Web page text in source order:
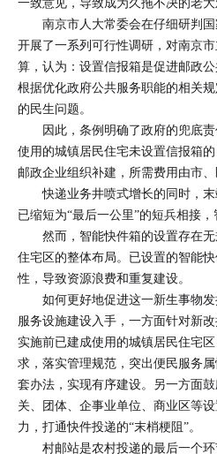
一致意见，导致成为久拖不决的老大
南京市人大常委会在仔细研判
开展了一系列可行性调研，对南京
算，认为：设置信报箱是促进邮政
根据优化政府公共服务职能的相关
的民生问题。
因此，条例明确了政府的兜底
使用的城镇居民住宅未设置信报箱
邮政企业组织补建，所需费用由市、
快递业务井喷式增长的同时，
已缩短为“最后一公里”的短兵相接，
然而，智能快件箱的设置存在
住宅区的整体布局。已设置的智能
性，导致资源浪费和重复建设。
如何更好地促进这一新生事物
服务设施建设入手，一方面针对新
实施前已建成使用的城镇居民住宅
求，落实管理规范，突出便民服务
套办法，实现有序建设。另一方面
关、团体、企事业单位、商业区等
力，打通快件投递的“末梢梗阻”。
村邮站是农村投递的最后一个